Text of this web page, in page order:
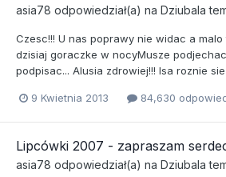
asia78 odpowiedział(a) na Dziubala
Czesc!!! U nas poprawy nie widac a
dzisiaj goraczke w nocyMusze
podpisac... Alusia zdrowiej!!! Isa roznie
9 Kwietnia 2013 84,630
Lipcówki 2007 - zapraszam
asia78 odpowiedział(a) na Dziubala